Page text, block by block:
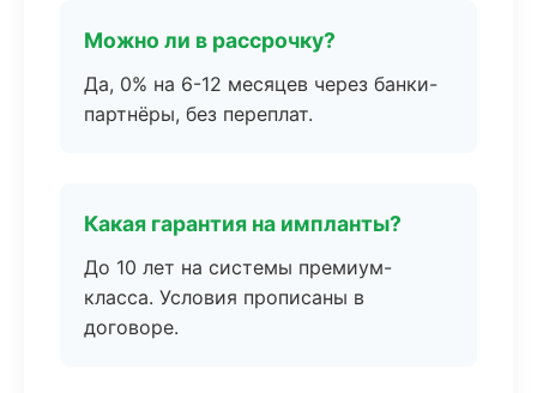
Можно ли в рассрочку?
Да, 0% на 6-12 месяцев через банки-
партнёры, без переплат.
Какая гарантия на импланты?
До 10 лет на системы премиум-
класса. Условия прописаны в
договоре.